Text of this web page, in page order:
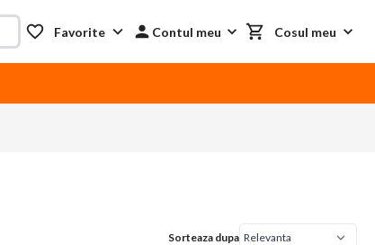
Contul meu
Favorite Cosul meu
Sorteaza dupa